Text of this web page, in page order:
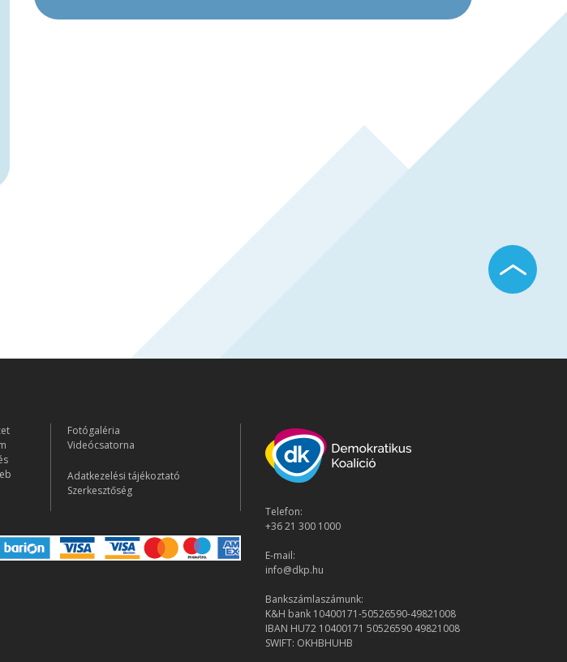
Fotógaléria
Videócsatorna
Adatkezelési tájékoztató
Szerkesztőség
Telefon:
+36 21 300 1000
E-mail:
info@dkp.hu
Bankszámlaszámunk:
K&H bank 10400171-50526590-49821008
IBAN HU72 10400171 50526590 49821008
SWIFT: OKHBHUHB